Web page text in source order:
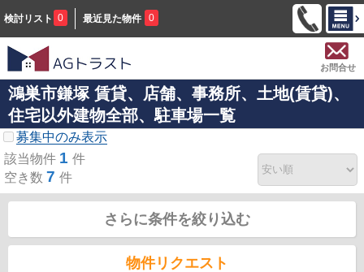
検討リスト 0 最近見た物件 0
お問合せ
鴻巣市鎌塚 賃貸、店舗、事務所、土地(賃貸)、
住宅以外建物全部、駐車場一覧
募集中のみ表示
該当物件 1 件
空き数 7 件
さらに条件を絞り込む
物件リクエスト